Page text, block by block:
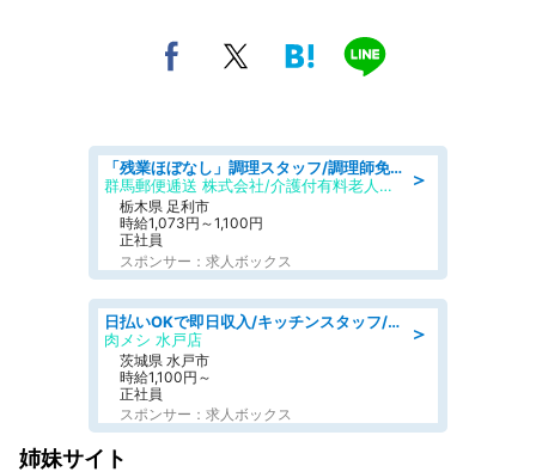
＞
「残業ほぼなし」調理スタッフ/調理師免許必須/正職員/日勤のみ/介護付き有料老人ホーム/社会保障完備
群馬郵便逓送 株式会社/介護付有料老人ホーム ふる里
栃木県 足利市
時給1,073円～1,100円
正社員
スポンサー：求人ボックス
＞
日払いOKで即日収入/キッチンスタッフ/「原付免許必須」デリバリー業務など、自己成長可能な幅広い仕事に挑戦!髪型自由&ピアス・ネイルOK/茨城県/水戸市
肉メシ 水戸店
茨城県 水戸市
時給1,100円～
正社員
スポンサー：求人ボックス
姉妹サイト